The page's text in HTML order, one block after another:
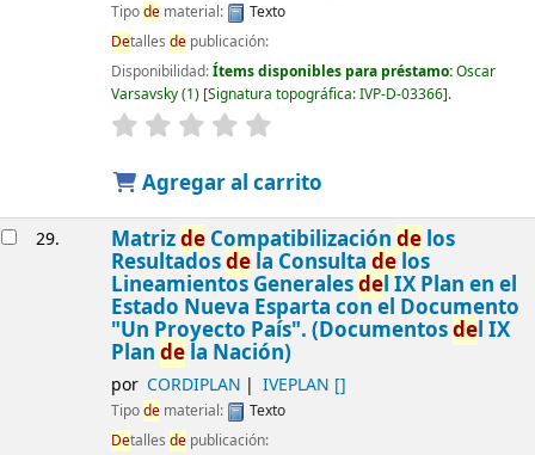
Tipodematerial:
Texto
Detalles depublicación:
Disponibilidad:Ítems disponibles para préstamo:Oscar
Varsavsky(1) Signatura topográfica:IVP-D-03366 .
Agregar al carrito
29. MatrizdeCompatibilización delos
Resultadosdela Consulta delos
Lineamientos Generalesdel IX Plan en el
Estado Nueva Esparta con el Documento
"Un Proyecto País". (Documentosdel IX
Plan dela Nación)
por CORDIPLAN IVEPLAN []
Tipodematerial:
Texto
Detalles depublicación: